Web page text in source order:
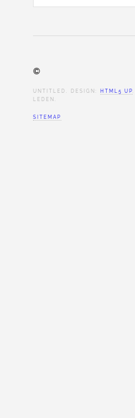
©
UNTITLED. DESIGN: HTML5 UP
LEDEN.
SITEMAP